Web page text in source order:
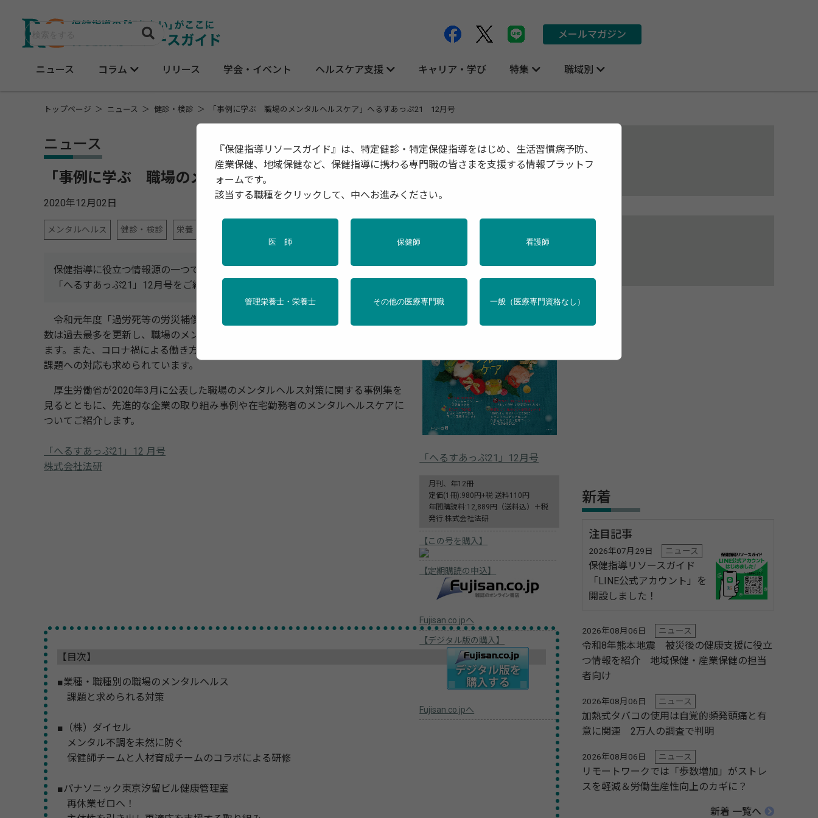
ニュース コラム リリース 学会・イベント ヘルスケア支援 キャリア・学び 特集 職域別
メールマガジン
トップページ ニュース 健診・検診 「事例に学ぶ 職場のメンタルヘルスケア」へるすあっぷ21 12月号
ニュース
「事例に学ぶ 職場のメンタルヘルスケア」へるすあっぷ21 12月号
2020年12月02日
メンタルヘルス 健診・検診 栄養
「へるすあっぷ21」12月号
月刊、年12冊
定価(1冊):980円+税 送料110円
年間購読料:12,889円（送料込）＋税
発行:株式会社法研
【この号を購入】
【定期購読の申込】
Fujisan.co.jpへ
【デジタル版の購入】
Fujisan.co.jpへ
保健指導に役立つ情報源の一つである定期刊行物
「へるすあっぷ21」12月号をご紹介致します。
令和元年度「過労死等の労災補償状況」によると、2019年度の精神障害の請求件
数は過去最多を更新し、職場のメンタルヘルスケアの重要性はますます高まってい
ます。また、コロナ禍による働き方の変化に伴い、企業は新たなメンタルヘルスの
課題への対応も求められています。
厚生労働省が2020年3月に公表した職場のメンタルヘルス対策に関する事例集を
見るとともに、先進的な企業の取り組み事例や在宅勤務者のメンタルヘルスケアに
ついてご紹介します。
「へるすあっぷ21」12 月号
株式会社法研
【目次】
■業種・職種別の職場のメンタルヘルス
課題と求められる対策
■（株）ダイセル
メンタル不調を未然に防ぐ
保健師チームと人材育成チームのコラボによる研修
■パナソニック東京汐留ビル健康管理室
再休業ゼロへ！
新着
注目記事
2026年07月29日 ニュース
保健指導リソースガイド
「LINE公式アカウント」を
開設しました！
2026年08月06日 ニュース
令和8年熊本地震 被災後の健康支援に役立
つ情報を紹介 地域保健・産業保健の担当
者向け
2026年08月06日 ニュース
加熱式タバコの使用は自覚的頻発頭痛と有
意に関連 2万人の調査で判明
2026年08月06日 ニュース
リモートワークでは「歩数増加」がストレ
スを軽減＆労働生産性向上のカギに？
新着 一覧へ
『保健指導リソースガイド』は、特定健診・特定保健指導をはじめ、生活習慣病予防、
産業保健、地域保健など、保健指導に携わる専門職の皆さまを支援する情報プラットフ
ォームです。
該当する職種をクリックして、中へお進みください。
医 師 保健師 看護師
管理栄養士・栄養士 その他の医療専門職 一般（医療専門資格なし）